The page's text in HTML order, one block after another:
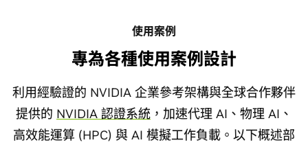
使用案例
專為各種使用案例設計
利用經驗證的 NVIDIA 企業參考架構與全球合作夥伴
提供的 NVIDIA 認證系統 ，加速代理 AI、物理 AI、
高效能運算 (HPC) 與 AI 模擬工作負載。以下概述部